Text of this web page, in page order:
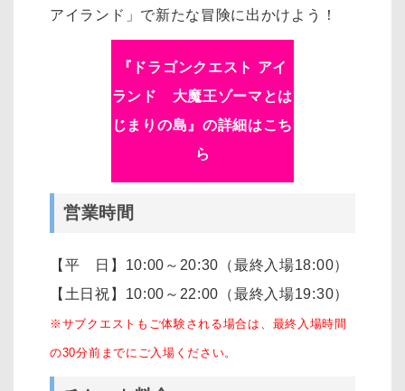
アイランド」で新たな冒険に出かけよう！
『ドラゴンクエスト アイ
ランド 大魔王ゾーマとは
じまりの島』の詳細はこち
ら
営業時間
【平 日】10:00～20:30（最終入場18:00）
【土日祝】10:00～22:00（最終入場19:30）
※サブクエストもご体験される場合は、最終入場時間
の30分前までにご入場ください。